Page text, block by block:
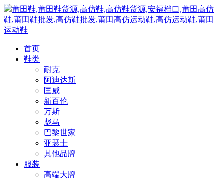
莆田鞋,莆田鞋货源,高仿鞋,高仿鞋货源,安福档口,莆田高仿
鞋,莆田鞋批发,高仿鞋批发,莆田高仿运动鞋,高仿运动鞋,莆田
运动鞋
首页
鞋类
耐克
阿迪达斯
匡威
新百伦
万斯
彪马
巴黎世家
亚瑟士
其他品牌
服装
高端大牌